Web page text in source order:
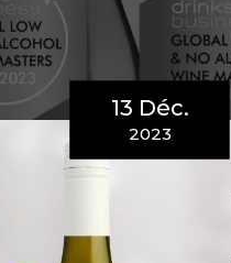
13 Déc.
2023